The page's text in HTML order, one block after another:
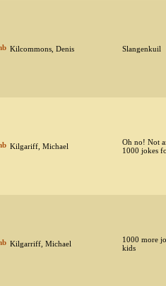
Kilcommons, Denis Slangenkuil
Kilgariff, Michael
Oh no! Not
1000 jokes
Kilgarriff, Michael
1000 more
kids